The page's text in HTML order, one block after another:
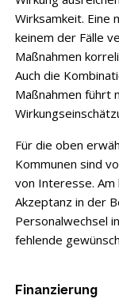
Wirksamkeit. Eine
keinem der Fälle
Maßnahmen
Auch die
Maßnahmen führt
Für die oben
Kommunen sind
von Interesse.
Akzeptanz in der
Personalwechsel
fehlende
Finanzierung